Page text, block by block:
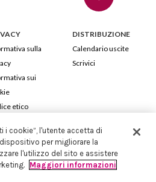
sulla
sui
etico
DISTRIBUZIONE
Calendario uscite
Scrivici
Viale Monte Nero, 84 - 20135 Milano
05946780151 - Capitale Sociale 258.250 €
imprese nr.198004 e REA nr.1051898
i cookie”, l'utente accetta di
per migliorare la
l'utilizzo del sito e assistere
Maggiori informazioni